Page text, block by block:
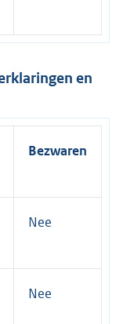
en
Bezwaren
Nee
Nee